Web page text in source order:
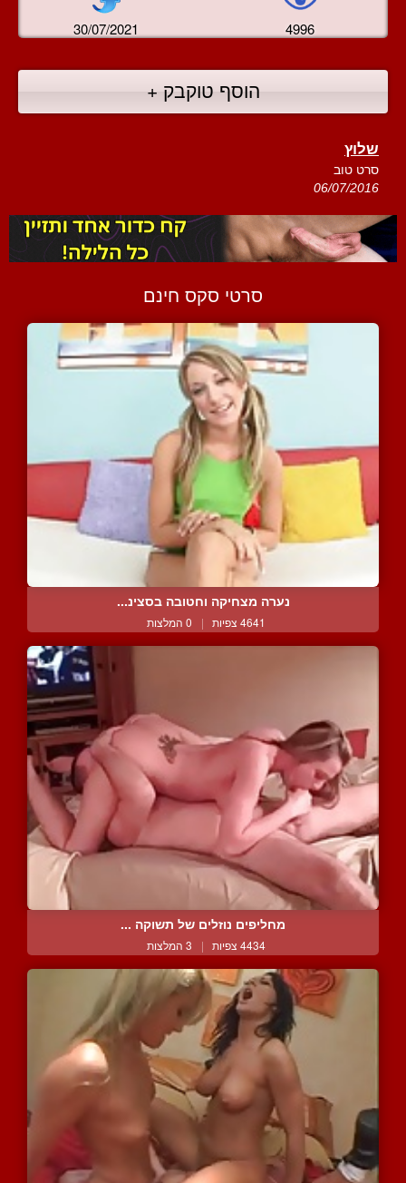
30/07/2021 4996
הוסף טוקבק +
שלוץ
סרט טוב
06/07/2016
סרטי סקס חינם
נערה מצחיקה וחטובה בסצינ...
4641 צפיות | 0 המלצות
מחליפים נוזלים של תשוקה ...
4434 צפיות | 3 המלצות